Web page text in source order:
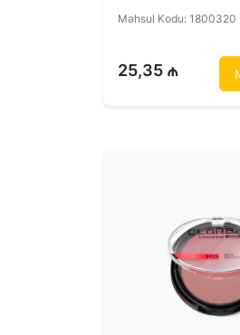
Məhsul Kodu: 1800320
25,35 ₼